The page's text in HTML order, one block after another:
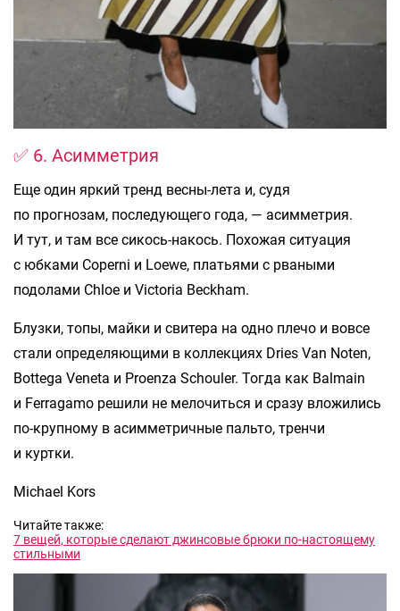
✅ 6. Асимметрия
Еще один яркий тренд весны-лета и, судя
по прогнозам, последующего года, — асимметрия.
И тут, и там все сикось-накось. Похожая ситуация
с юбками Coperni и Loewe, платьями с рваными
подолами Chloe и Victoria Beckham.
Блузки, топы, майки и свитера на одно плечо и вовсе
стали определяющими в коллекциях Dries Van Noten,
Bottega Veneta и Proenza Schouler. Тогда как Balmain
и Ferragamo решили не мелочиться и сразу вложились
по-крупному в асимметричные пальто, тренчи
и куртки.
Michael Kors
Читайте также:
7 вещей, которые сделают джинсовые брюки по-настоящему
стильными